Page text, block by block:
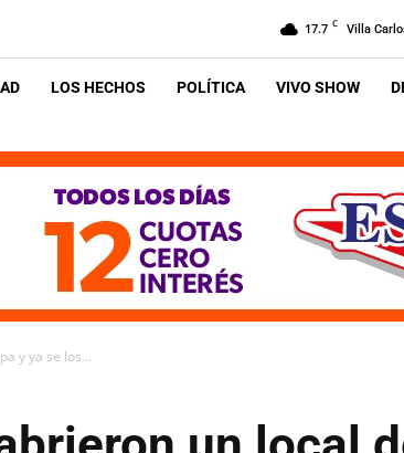
17.7 C Villa
LOS HECHOS POLÍTICA VIVO SHOW
y ya se los...